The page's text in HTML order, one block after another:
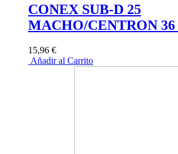
CONEX SUB-D 25
MACHO/CENTRON
15,96 €
Añadir al Carrito